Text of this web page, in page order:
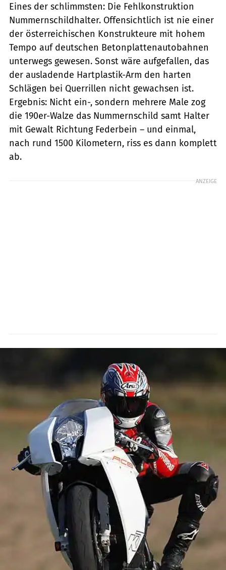
Eines der schlimmsten: Die Fehlkonstruktion
Nummernschildhalter. Offensichtlich ist nie einer
der österreichischen Konstrukteure mit hohem
Tempo auf deutschen Betonplattenautobahnen
unterwegs gewesen. Sonst wäre aufgefallen, das
der ausladende Hartplastik-Arm den harten
Schlägen bei Querrillen nicht gewachsen ist.
Ergebnis: Nicht ein-, sondern mehrere Male zog
die 190er-Walze das Nummernschild samt Halter
mit Gewalt Richtung Federbein – und einmal,
nach rund 1500 Kilometern, riss es dann komplett
ab.
ANZEIGE